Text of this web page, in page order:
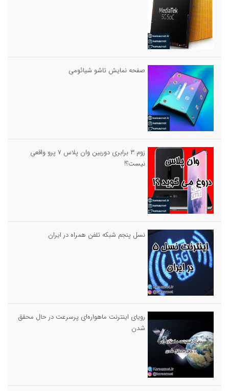
صفحه نمایش تاشو شیائومی
زوم ۳ برابری دوربین وان پلاس ۷ پرو واقعی
نیست؟!
نسل پنجم شبکه تلفن همراه در ایران
رویای اینترنت ماهواره‌ای پرسرعت در حال محقق
شدن